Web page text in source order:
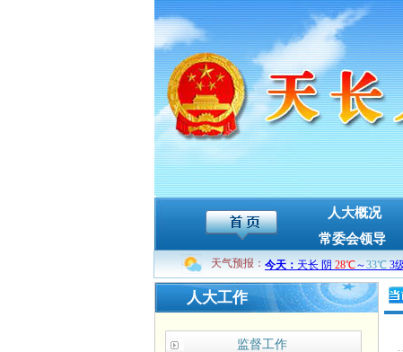
人大概况
常委会领导
天气预报：
人大工作
监督工作